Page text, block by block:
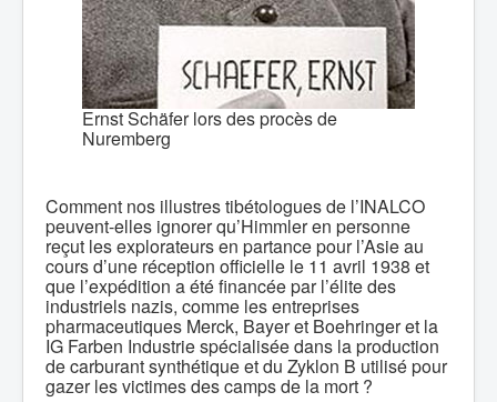
Ernst Schäfer lors des procès de
Nuremberg
Comment nos illustres tibétologues de l’INALCO
peuvent-elles ignorer qu’Himmler en personne
reçut les explorateurs en partance pour l’Asie au
cours d’une réception officielle le 11 avril 1938 et
que l’expédition a été financée par l’élite des
industriels nazis, comme les entreprises
pharmaceutiques Merck, Bayer et Boehringer et la
IG Farben Industrie spécialisée dans la production
de carburant synthétique et du Zyklon B utilisé pour
gazer les victimes des camps de la mort ?